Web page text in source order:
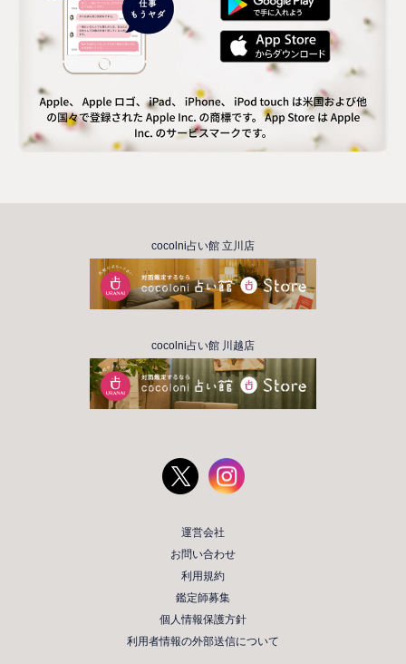
cocolni占い館 立川店
cocolni占い館 川越店
運営会社
お問い合わせ
利用規約
鑑定師募集
個人情報保護方針
利用者情報の外部送信について